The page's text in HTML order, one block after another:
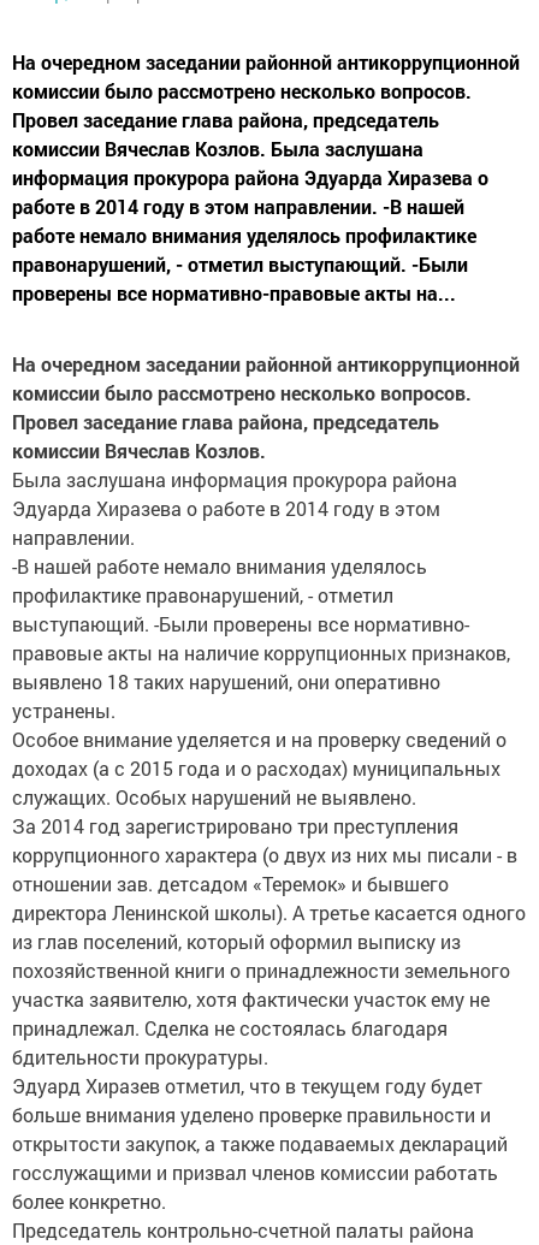
На очередном заседании районной антикоррупционной
комиссии было рассмотрено несколько вопросов.
Провел заседание глава района, председатель
комиссии Вячеслав Козлов. Была заслушана
информация прокурора района Эдуарда Хиразева о
работе в 2014 году в этом направлении. -В нашей
работе немало внимания уделялось профилактике
правонарушений, - отметил выступающий. -Были
проверены все нормативно-правовые акты на...
На очередном заседании районной антикоррупционной
комиссии было рассмотрено несколько вопросов.
Провел заседание глава района, председатель
комиссии Вячеслав Козлов.
Была заслушана информация прокурора района
Эдуарда Хиразева о работе в 2014 году в этом
направлении.
-В нашей работе немало внимания уделялось
профилактике правонарушений, - отметил
выступающий. -Были проверены все нормативно-
правовые акты на наличие коррупционных признаков,
выявлено 18 таких нарушений, они оперативно
устранены.
Особое внимание уделяется и на проверку сведений о
доходах (а с 2015 года и о расходах) муниципальных
служащих. Особых нарушений не выявлено.
За 2014 год зарегистрировано три преступления
коррупционного характера (о двух из них мы писали - в
отношении зав. детсадом «Теремок» и бывшего
директора Ленинской школы). А третье касается одного
из глав поселений, который оформил выписку из
похозяйственной книги о принадлежности земельного
участка заявителю, хотя фактически участок ему не
принадлежал. Сделка не состоялась благодаря
бдительности прокуратуры.
Эдуард Хиразев отметил, что в текущем году будет
больше внимания уделено проверке правильности и
открытости закупок, а также подаваемых деклараций
госслужащими и призвал членов комиссии работать
более конкретно.
Председатель контрольно-счетной палаты района